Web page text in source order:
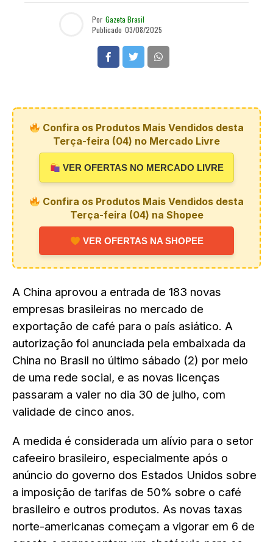
Por Gazeta Brasil
Publicado 03/08/2025
Confira os Produtos Mais Vendidos desta
Terça-feira (04) no Mercado Livre
VER OFERTAS NO MERCADO LIVRE
Confira os Produtos Mais Vendidos desta
Terça-feira (04) na Shopee
VER OFERTAS NA SHOPEE
A China aprovou a entrada de 183 novas
empresas brasileiras no mercado de
exportação de café para o país asiático. A
autorização foi anunciada pela embaixada da
China no Brasil no último sábado (2) por meio
de uma rede social, e as novas licenças
passaram a valer no dia 30 de julho, com
validade de cinco anos.
A medida é considerada um alívio para o setor
cafeeiro brasileiro, especialmente após o
anúncio do governo dos Estados Unidos sobre
a imposição de tarifas de 50% sobre o café
brasileiro e outros produtos. As novas taxas
norte-americanas começam a vigorar em 6 de